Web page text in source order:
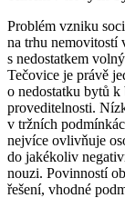
Problém vzniku
na trhu nemovitostí
s nedostatkem
Tečovice je právě
o nedostatku bytů k
proveditelnosti.
v tržních
nejvíce ovlivňuje
do jakékoliv
nouzi. Povinností
řešení, vhodné